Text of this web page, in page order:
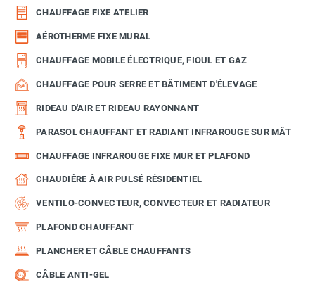
CHAUFFAGE FIXE ATELIER
AÉROTHERME FIXE MURAL
CHAUFFAGE MOBILE ÉLECTRIQUE, FIOUL ET GAZ
CHAUFFAGE POUR SERRE ET BÂTIMENT D'ÉLEVAGE
RIDEAU D'AIR ET RIDEAU RAYONNANT
PARASOL CHAUFFANT ET RADIANT INFRAROUGE SUR MÂT
CHAUFFAGE INFRAROUGE FIXE MUR ET PLAFOND
CHAUDIÈRE À AIR PULSÉ RÉSIDENTIEL
VENTILO-CONVECTEUR, CONVECTEUR ET RADIATEUR
PLAFOND CHAUFFANT
PLANCHER ET CÂBLE CHAUFFANTS
CÂBLE ANTI-GEL